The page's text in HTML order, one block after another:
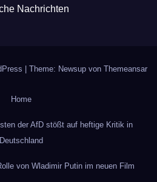
Nachrichten
Theme: Newsup von Themeansar
Home
der AfD stößt auf heftige Kritik in
Deutschland
von Wladimir Putin im neuen Film